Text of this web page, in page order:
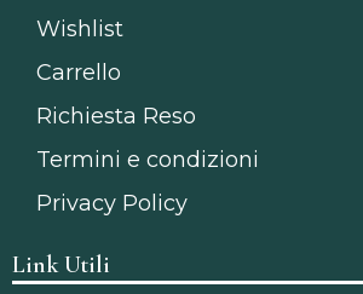
Wishlist
Carrello
Richiesta Reso
Termini e condizioni
Privacy Policy
Link Utili